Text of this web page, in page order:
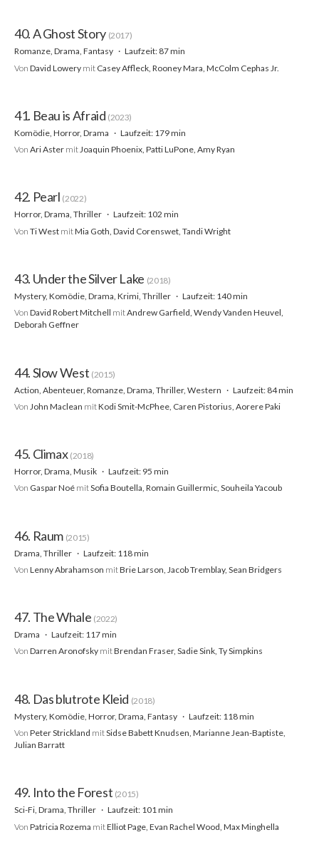
40. A Ghost Story (2017)
Romanze, Drama, Fantasy
Laufzeit: 87 min
Von David Lowery mit Casey Affleck, Rooney Mara, McColm Cephas Jr.
41. Beau is Afraid (2023)
Komödie, Horror, Drama
Laufzeit: 179 min
Von Ari Aster mitJoaquin Phoenix, Patti LuPone, Amy Ryan
42. Pearl (2022)
Horror, Drama, Thriller
Laufzeit: 102 min
Von Ti West mitMia Goth, David Corenswet, Tandi Wright
43. Under the Silver Lake (2018)
Mystery, Komödie, Drama, Krimi, Thriller
Laufzeit: 140 min
Von David Robert Mitchell mitAndrew Garfield, Wendy Vanden Heuvel,
Deborah Geffner
44. Slow West (2015)
Action, Abenteuer, Romanze, Drama, Thriller, Western
Laufzeit: 84 min
Von John Maclean mitKodi Smit-McPhee, Caren Pistorius, Aorere Paki
45. Climax (2018)
Horror, Drama, Musik
Laufzeit: 95 min
Von Gaspar Noé mitSofia Boutella, Romain Guillermic, Souheila Yacoub
46. Raum (2015)
Drama, Thriller
Laufzeit: 118 min
Von Lenny Abrahamson mitBrie Larson, Jacob Tremblay, Sean Bridgers
47. The Whale (2022)
Drama
Laufzeit: 117 min
Von Darren Aronofsky mitBrendan Fraser, Sadie Sink, Ty Simpkins
48. Das blutrote Kleid (2018)
Mystery, Komödie, Horror, Drama, Fantasy
Laufzeit: 118 min
Von Peter Strickland mitSidse Babett Knudsen, Marianne Jean-Baptiste,
Julian Barratt
49. Into the Forest (2015)
Sci-Fi, Drama, Thriller
Laufzeit: 101 min
Von Patricia Rozema mitElliot Page, Evan Rachel Wood, Max Minghella